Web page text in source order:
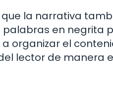
que la narrativa
palabras en
organizar el
lector de manera